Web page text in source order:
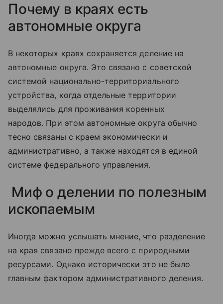
Почему в краях есть
автономные округа
В некоторых краях сохраняется деление на
автономные округа. Это связано с советской
системой национально-территориального
устройства, когда отдельные территории
выделялись для проживания коренных
народов. При этом автономные округа обычно
тесно связаны с краем экономически и
административно, а также находятся в единой
системе федерального управления.
Миф о делении по полезным
ископаемым
Иногда можно услышать мнение, что разделение
на края связано прежде всего с природными
ресурсами. Однако исторически это не было
главным фактором административного деления.